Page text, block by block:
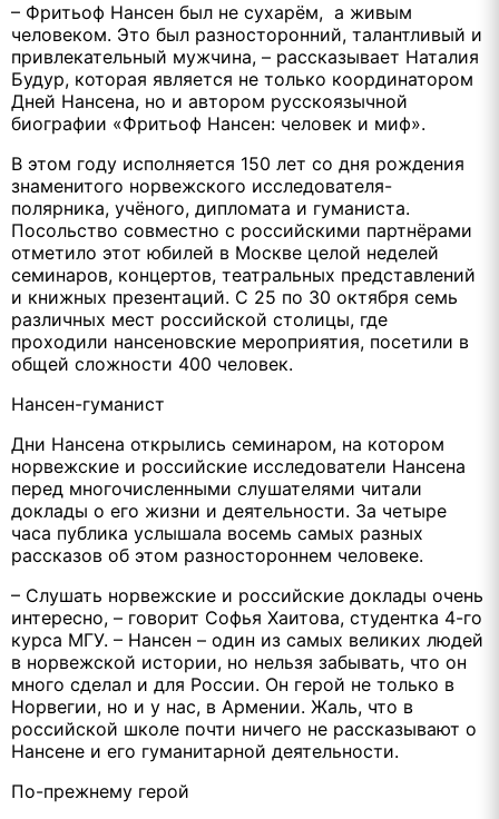
– Фритьоф Нансен был не сухарём, а живым
человеком. Это был разносторонний, талантливый и
привлекательный мужчина, – рассказывает Наталия
Будур, которая является не только координатором
Дней Нансена, но и автором русскоязычной
биографии «Фритьоф Нансен: человек и миф».
В этом году исполняется 150 лет со дня рождения
знаменитого норвежского исследователя-
полярника, учёного, дипломата и гуманиста.
Посольство совместно с российскими партнёрами
отметило этот юбилей в Москве целой неделей
семинаров, концертов, театральных представлений
и книжных презентаций. С 25 по 30 октября семь
различных мест российской столицы, где
проходили нансеновские мероприятия, посетили в
общей сложности 400 человек.
Нансен-гуманист
Дни Нансена открылись семинаром, на котором
норвежские и российские исследователи Нансена
перед многочисленными слушателями читали
доклады о его жизни и деятельности. За четыре
часа публика услышала восемь самых разных
рассказов об этом разностороннем человеке.
– Слушать норвежские и российские доклады очень
интересно, – говорит Софья Хаитова, студентка 4-го
курса МГУ. – Нансен – один из самых великих людей
в норвежской истории, но нельзя забывать, что он
много сделал и для России. Он герой не только в
Норвегии, но и у нас, в Армении. Жаль, что в
российской школе почти ничего не рассказывают о
Нансене и его гуманитарной деятельности.
По-прежнему герой